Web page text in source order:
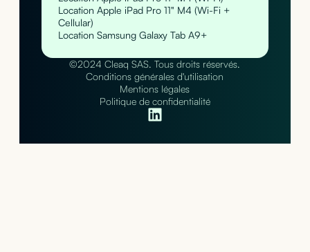
Location Apple iPad Pro 11" M4 (Wi-Fi +
Cellular)
Location Samsung Galaxy Tab A9+
©2024 Cleaq SAS. Tous droits réservés.
Conditions générales d'utilisation
Mentions légales
Politique de confidentialité